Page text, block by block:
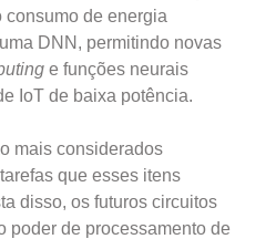
consumo de energia
DNN, permitindo novas
e funções neurais
IoT de baixa potência.
mais considerados
que esses itens
disso, os futuros circuitos
poder de processamento de